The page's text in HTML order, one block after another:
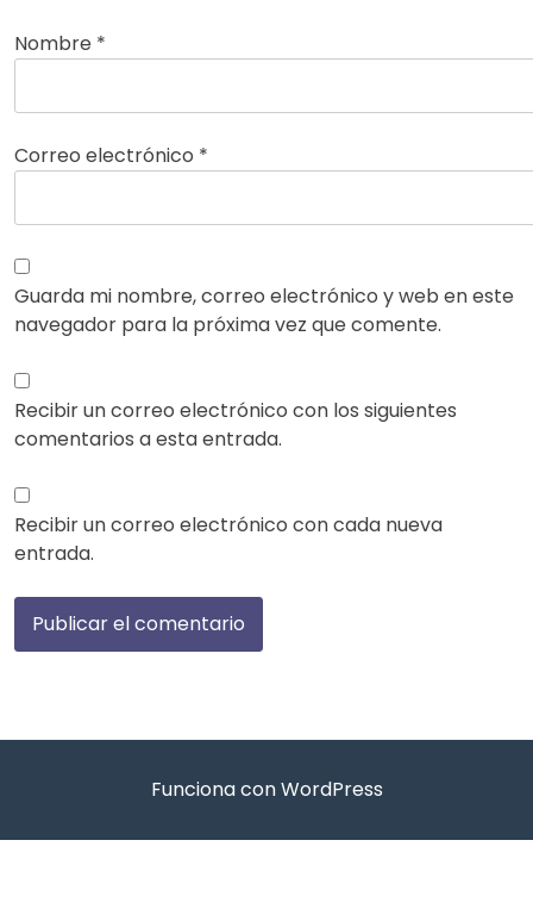
Nombre *
Correo electrónico *
Guarda mi nombre, correo electrónico y web en este
navegador para la próxima vez que comente.
Recibir un correo electrónico con los siguientes
comentarios a esta entrada.
Recibir un correo electrónico con cada nueva
entrada.
Funciona con WordPress